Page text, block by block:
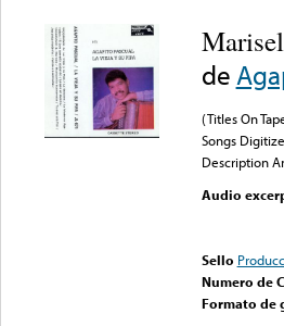
de
(Titles On
Songs
Description
Audio
Sello
Numero de
Formato de